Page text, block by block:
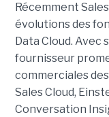
Récemment
évolutions des
Data Cloud. Avec
fournisseur
commerciales
Sales Cloud,
Conversation